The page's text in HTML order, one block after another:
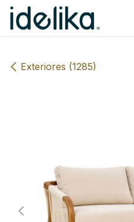
Ir al contenido
Exteriores (1285)